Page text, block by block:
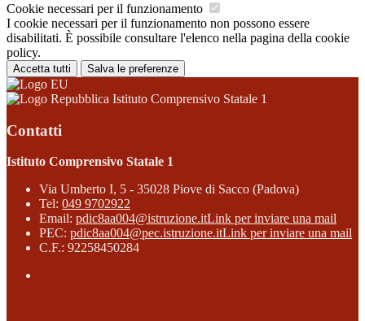
Cookie necessari per il funzionamento
I cookie necessari per il funzionamento non possono essere
disabilitati. È possibile consultare l'elenco nella pagina della cookie
policy.
Accetta tutti Salva le preferenze
Istituto Comprensivo Statale 1
Contatti
Istituto Comprensivo Statale 1
Via Umberto I, 5 - 35028 Piove di Sacco (Padova)
Tel: 049 9702922
Email: pdic8aa004@istruzione.itLink per inviare una mail
PEC: pdic8aa004@pec.istruzione.itLink per inviare una mail
C.F.: 92258450284